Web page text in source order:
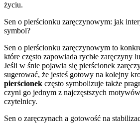
życiu.
Sen o pierścionku zaręczynowym: jak
symbol?
Sen o pierścionku zaręczynowym to
które często zapowiada rychłe zaręczyny
Jeśli w śnie pojawia się pierścionek
sugerować, że jesteś gotowy na kolejny
pierścionek często symbolizuje także
czyni go jednym z najczęstszych
czytelnicy.
Sen o zaręczynach a gotowość na